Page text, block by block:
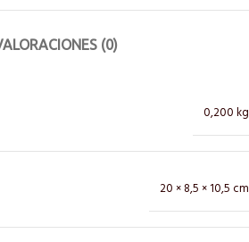
(0)
0,200 kg
20 × 8,5 × 10,5 cm